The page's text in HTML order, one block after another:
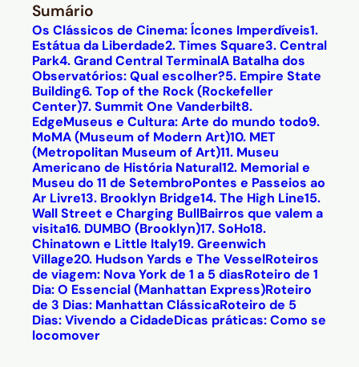
Sumário
Os Clássicos de Cinema: Ícones Imperdíveis1.
Estátua da Liberdade2. Times Square3. Central
Park4. Grand Central TerminalA Batalha dos
Observatórios: Qual escolher?5. Empire State
Building6. Top of the Rock (Rockefeller
Center)7. Summit One Vanderbilt8.
EdgeMuseus e Cultura: Arte do mundo todo9.
MoMA (Museum of Modern Art)10. MET
(Metropolitan Museum of Art)11. Museu
Americano de História Natural12. Memorial e
Museu do 11 de SetembroPontes e Passeios ao
Ar Livre13. Brooklyn Bridge14. The High Line15.
Wall Street e Charging BullBairros que valem a
visita16. DUMBO (Brooklyn)17. SoHo18.
Chinatown e Little Italy19. Greenwich
Village20. Hudson Yards e The VesselRoteiros
de viagem: Nova York de 1 a 5 diasRoteiro de 1
Dia: O Essencial (Manhattan Express)Roteiro
de 3 Dias: Manhattan ClássicaRoteiro de 5
Dias: Vivendo a CidadeDicas práticas: Como se
locomover